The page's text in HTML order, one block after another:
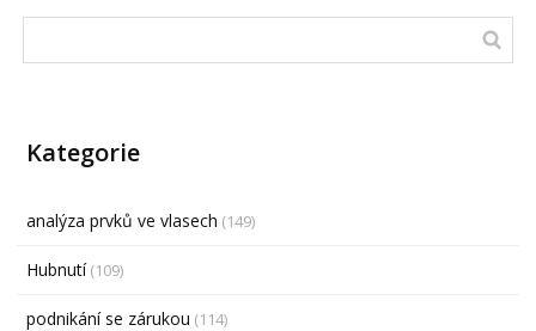
Kategorie
analýza prvků ve vlasech (149)
Hubnutí(109)
podnikání se zárukou (114)